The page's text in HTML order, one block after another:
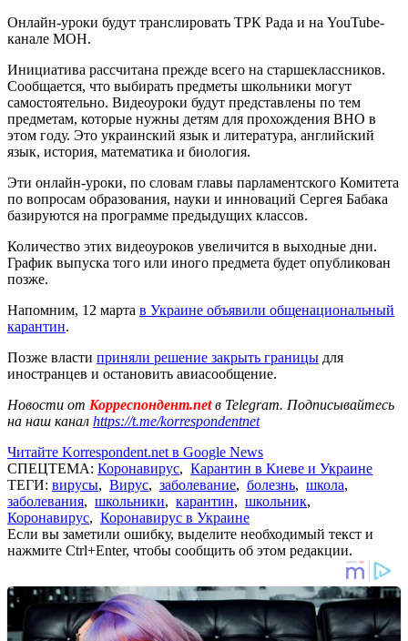
Онлайн-уроки будут транслировать ТРК Рада и на YouTube-
канале МОН.
Инициатива рассчитана прежде всего на старшеклассников.
Сообщается, что выбирать предметы школьники могут
самостоятельно. Видеоуроки будут представлены по тем
предметам, которые нужны детям для прохождения ВНО в
этом году. Это украинский язык и литература, английский
язык, история, математика и биология.
Эти онлайн-уроки, по словам главы парламентского Комитета
по вопросам образования, науки и инноваций Сергея Бабака
базируются на программе предыдущих классов.
Количество этих видеоуроков увеличится в выходные дни.
График выпуска того или иного предмета будет опубликован
позже.
Напомним, 12 марта в Украине объявили общенациональный
карантин.
Позже власти приняли решение закрыть границы для
иностранцев и остановить авиасообщение.
Новости от Корреспондент.netв Telegram. Подписывайтесь
на наш канал https://t.me/korrespondentnet
Читайте Korrespondent.net в Google News
СПЕЦТЕМА: Коронавирус, Карантин в Киеве и Украине
ТЕГИ: вирусы, Вирус, заболевание, болезнь, школа,
заболевания, школьники, карантин, школьник,
Коронавирус, Коронавирус в Украине
Если вы заметили ошибку, выделите необходимый текст и
нажмите Ctrl+Enter, чтобы сообщить об этом редакции.